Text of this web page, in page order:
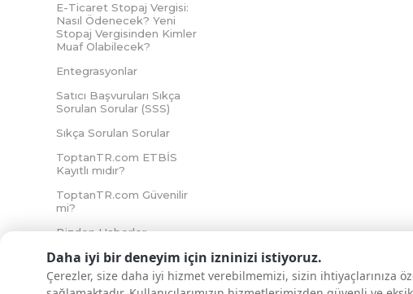
Daha iyi bir deneyim için izninizi istiyoruz.
Çerezler, size daha iyi hizmet verebilmemizi, sizin ihtiyaçlarınıza
E-Ticaret Stopaj Vergisi:
Nasıl Ödenecek? Yeni
Stopaj Vergisinden Kimler
Muaf Olabilecek?
Entegrasyonlar
Satıcı Başvuruları Sıkça
Sorulan Sorular (SSS)
Sıkça Sorulan Sorular
ToptanTR.com ETBİS
Kayıtlı mıdır?
ToptanTR.com Güvenilir
mi?
Bizden Haberler